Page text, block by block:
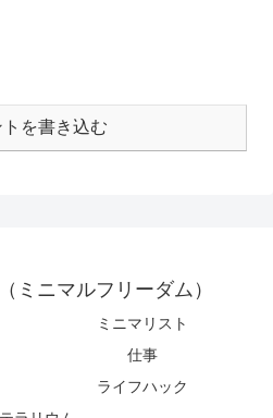
トを書き込む
ミニマルフリーダム）
ミニマリスト
仕事
ライフハック